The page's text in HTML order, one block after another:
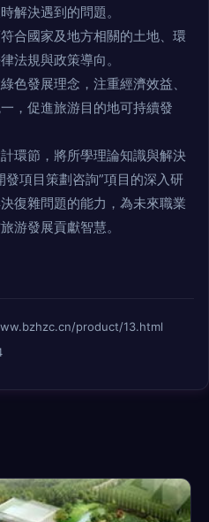
解決遇到的問題。
合國家及地方相關的土地、環
法規與政策導向。
色發展理念，注重經濟效益、
，促進旅游目的地可持續發
環節，將所學理論知識與解決
項目策劃咨詢”項目的深入研
復雜問題的能力，為未來職業
游發展貢獻智慧。
product/13.html